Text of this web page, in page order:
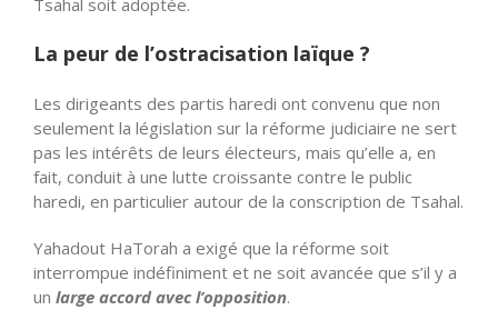
La peur de l’ostracisation laïque ?
Les dirigeants des partis haredi ont convenu que non
seulement la législation sur la réforme judiciaire ne sert
pas les intérêts de leurs électeurs, mais qu’elle a, en
fait, conduit à une lutte croissante contre le public
haredi, en particulier autour de la conscription de Tsahal.
Yahadout HaTorah a exigé que la réforme soit
interrompue indéfiniment et ne soit avancée que s’il y a
un large accord avec l’opposition.